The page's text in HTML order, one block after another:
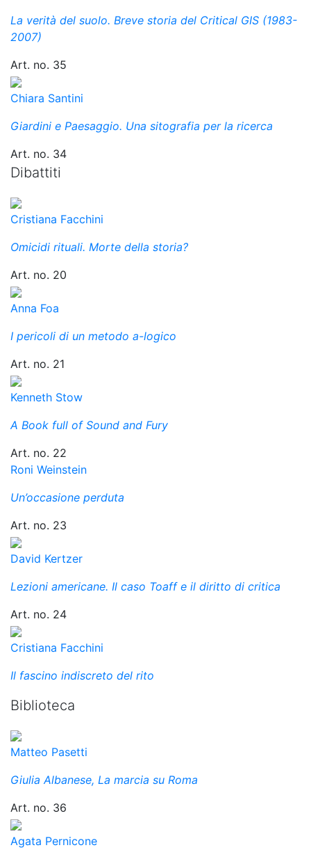
La verità del suolo. Breve storia del Critical GIS (1983-
2007)
Art. no. 35
Chiara Santini
Giardini e Paesaggio. Una sitografia per la ricerca
Art. no. 34
Dibattiti
Cristiana Facchini
Omicidi rituali. Morte della storia?
Art. no. 20
Anna Foa
I pericoli di un metodo a-logico
Art. no. 21
Kenneth Stow
A Book full of Sound and Fury
Art. no. 22
Roni Weinstein
Un’occasione perduta
Art. no. 23
David Kertzer
Lezioni americane. Il caso Toaff e il diritto di critica
Art. no. 24
Cristiana Facchini
Il fascino indiscreto del rito
Biblioteca
Matteo Pasetti
Giulia Albanese, La marcia su Roma
Art. no. 36
Agata Pernicone